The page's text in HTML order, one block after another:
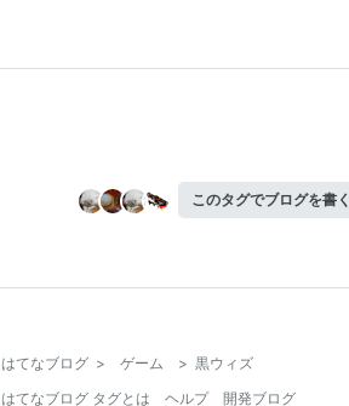
このタグでブログを書く
はてなブログ > ゲーム > 黒ウィズ
はてなブログ タグとは
ヘルプ
開発ブログ